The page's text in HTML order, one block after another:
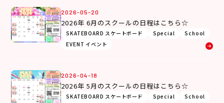
2026-05-20
2026年 6月のスクールの日程はこちら☆
SKATEBOARD スケートボード Special
School
EVENT イベント
2026-04-18
2026年 5月のスクールの日程はこちら☆
SKATEBOARD スケートボード Special
School